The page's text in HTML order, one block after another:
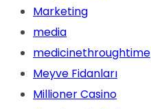
Marketing
media
medicinethroughtime
Meyve Fidanları
Millioner Casino